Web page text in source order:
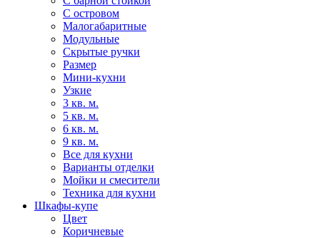
С островом
Малогабаритные
Модульные
Скрытые ручки
Размер
Мини-кухни
Узкие
3 кв. м.
5 кв. м.
6 кв. м.
9 кв. м.
Все для кухни
Варианты отделки
Мойки и смесители
Техника для кухни
Шкафы-купе
Цвет
Коричневые